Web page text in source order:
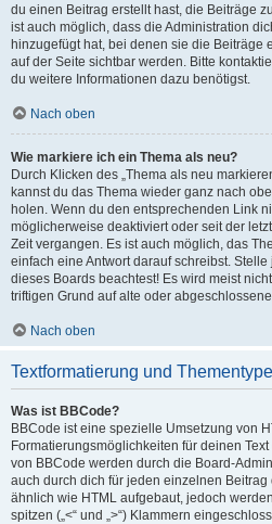
du einen Beitrag erstellt hast, die Beiträge
ist auch möglich, dass die Administration
hinzugefügt hat, bei denen sie die Beiträge
auf der Seite sichtbar werden. Bitte
du weitere Informationen dazu benötigst.
Nach oben
Wie markiere ich ein Thema als neu?
Durch Klicken des „Thema als neu
kannst du das Thema wieder ganz nach
holen. Wenn du den entsprechenden Link
möglicherweise deaktiviert oder seit der
Zeit vergangen. Es ist auch möglich, das
einfach eine Antwort darauf schreibst.
dieses Boards beachtest! Es wird meist
triftigen Grund auf alte oder
Nach oben
Textformatierung und
Was ist BBCode?
BBCode ist eine spezielle Umsetzung von
Formatierungsmöglichkeiten für deinen
von BBCode werden durch die Board-
auch durch dich für jeden einzelnen
ähnlich wie HTML aufgebaut, jedoch werden
spitzen („<“ und „>“) Klammern